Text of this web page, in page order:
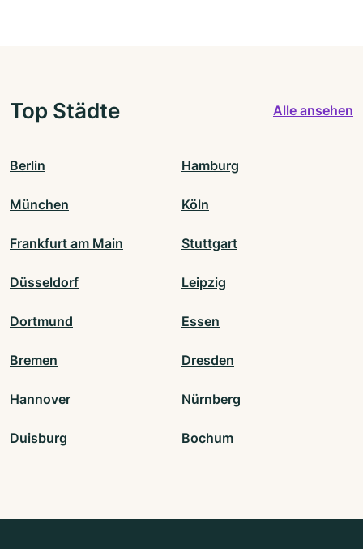
Top Städte Alle ansehen
Berlin Hamburg
München Köln
Frankfurt am Main Stuttgart
Düsseldorf Leipzig
Dortmund Essen
Bremen Dresden
Hannover Nürnberg
Duisburg Bochum